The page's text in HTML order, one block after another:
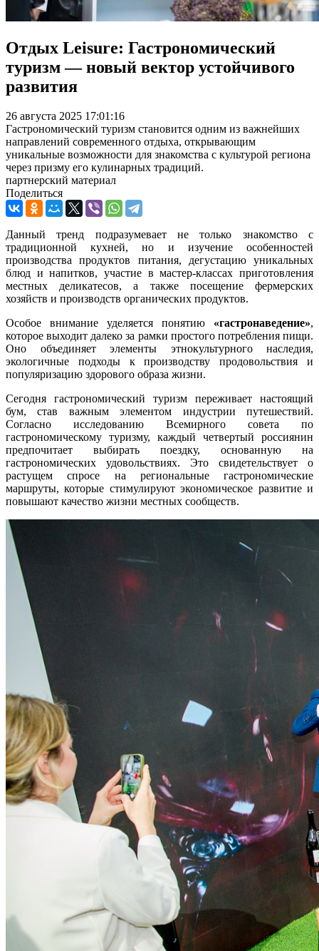
Отдых Leisure: Гастрономический
туризм — новый вектор устойчивого
развития
26 августа 2025 17:01:16
Гастрономический туризм становится одним из важнейших
направлений современного отдыха, открывающим
уникальные возможности для знакомства с культурой региона
через призму его кулинарных традиций.
партнерский материал
Поделиться
Данный тренд подразумевает не только знакомство с
традиционной кухней, но и изучение особенностей
производства продуктов питания, дегустацию уникальных
блюд и напитков, участие в мастер-классах приготовления
местных деликатесов, а также посещение фермерских
хозяйств и производств органических продуктов.
Особое внимание уделяется понятию «гастронаведение»,
которое выходит далеко за рамки простого потребления пищи.
Оно объединяет элементы этнокультурного наследия,
экологичные подходы к производству продовольствия и
популяризацию здорового образа жизни.
Сегодня гастрономический туризм переживает настоящий
бум, став важным элементом индустрии путешествий.
Согласно исследованию Всемирного совета по
гастрономическому туризму, каждый четвертый россиянин
предпочитает выбирать поездку, основанную на
гастрономических удовольствиях. Это свидетельствует о
растущем спросе на региональные гастрономические
маршруты, которые стимулируют экономическое развитие и
повышают качество жизни местных сообществ.